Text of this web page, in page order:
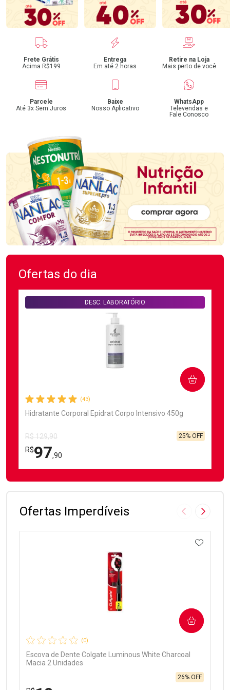
Benefícios
Frete Grátis
Acima R$199
Entrega
Em até 2 horas
Retire na Loja
Mais perto de você
Parcele
Até 3x Sem Juros
Baixe
Nosso Aplicativo
WhatsApp
Televendas e
Fale Conosco
Ofertas do dia
(43)
Hidratante Corporal Epidrat Corpo Intensivo 450g
DESC. LABORATÓRIO
R$ 129,90
R$97,90
25% OFF
COMPRAR
FECHAR
FECHAR
Ofertas Imperdíveis Imagem
(0)
Escova de Dente Colgate Luminous White Charcoal
Macia 2 Unidades
26% OFF
COMPRAR